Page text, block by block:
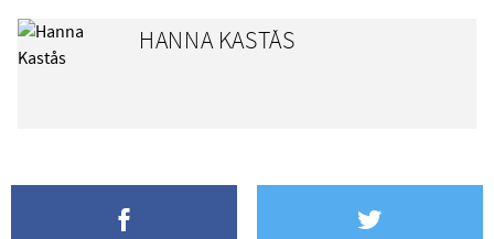
HANNA KASTÅS